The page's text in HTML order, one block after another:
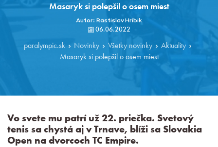
Masaryk si polepšil o osem miest
Autor: Rastislav Hríbik
06.06.2022
paralympic.sk Novinky Všetky novinky
Aktuality
Masaryk si polepšil o osem miest
Vo svete mu patrí už 22. priečka. Svetový
tenis sa chystá aj v Trnave, blíži sa Slovakia
Open na dvorcoch TC Empire.